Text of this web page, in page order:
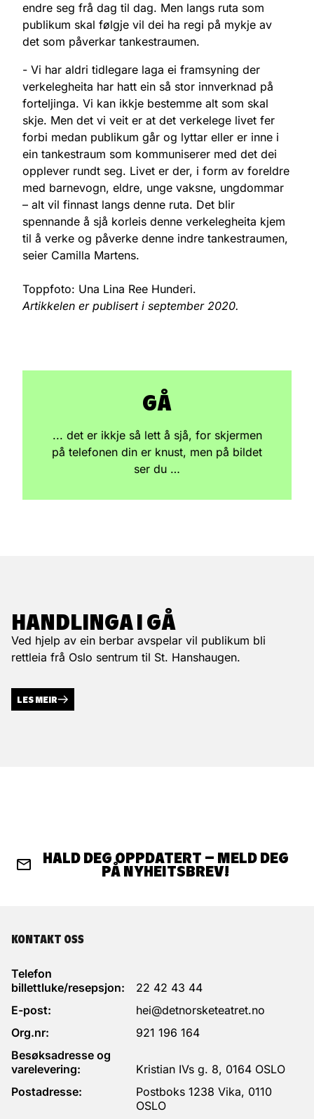
endre seg frå dag til dag. Men langs ruta som
publikum skal følgje vil dei ha regi på mykje av
det som påverkar tankestraumen.
- Vi har aldri tidlegare laga ei framsyning der
verkelegheita har hatt ein så stor innverknad på
forteljinga. Vi kan ikkje bestemme alt som skal
skje. Men det vi veit er at det verkelege livet fer
forbi medan publikum går og lyttar eller er inne i
ein tankestraum som kommuniserer med det dei
opplever rundt seg. Livet er der, i form av foreldre
med barnevogn, eldre, unge vaksne, ungdommar
– alt vil finnast langs denne ruta. Det blir
spennande å sjå korleis denne verkelegheita kjem
til å verke og påverke denne indre tankestraumen,
seier Camilla Martens.
Toppfoto: Una Lina Ree Hunderi.
Artikkelen er publisert i september 2020.
GÅ
... det er ikkje så lett å sjå, for skjermen
på telefonen din er knust, men på bildet
ser du …
HANDLINGA I GÅ
Ved hjelp av ein berbar avspelar vil publikum bli
rettleia frå Oslo sentrum til St. Hanshaugen.
LES MEIR
HALD DEG OPPDATERT – MELD DEG
PÅ NYHEITSBREV!
KONTAKT OSS
Telefon
billettluke/resepsjon:
22 42 43 44
E-post:
hei@detnorsketeatret.no
Org.nr:
921 196 164
Besøksadresse og
varelevering:
Kristian IVs g. 8, 0164 OSLO
Postadresse:
Postboks 1238 Vika, 0110
OSLO